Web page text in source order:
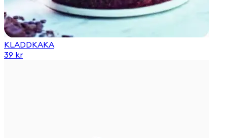
KLADDKAKA
39 kr